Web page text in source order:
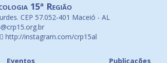
15ª Região
CEP 57.052-401 Maceió - AL
http://instagram.com/crp15al
Eventos
Publicações